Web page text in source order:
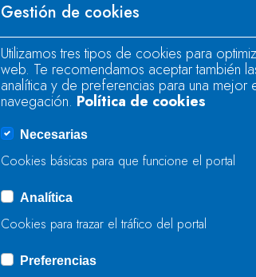
LA CH
RÍO
26 DE
LA
Gestión de cookies
Utilizamos tres tipos de cookies para
web. Te recomendamos aceptar también
analítica y de preferencias para una mejor
navegación. Política de cookies
Necesarias
Cookies básicas para que funcione el portal
Analítica
Cookies para trazar el tráfico del portal
Preferencias